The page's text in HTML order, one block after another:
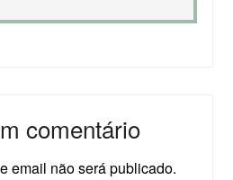
comentário
email não será publicado.